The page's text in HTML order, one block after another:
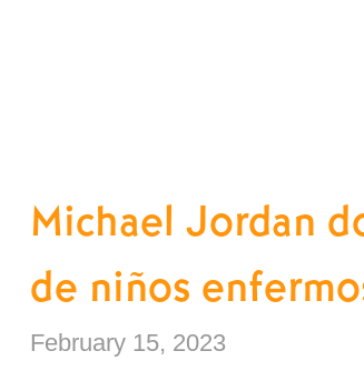
Michael Jordan
de niños
February 15, 2023